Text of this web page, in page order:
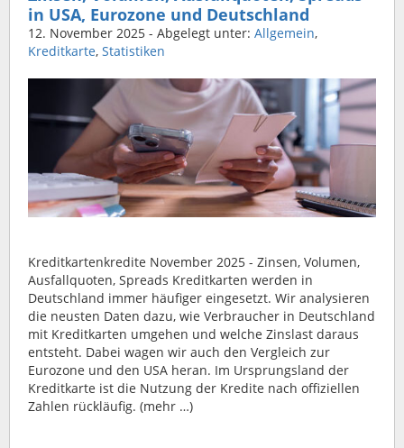
in USA, Eurozone und Deutschland
12. November 2025 - Abgelegt unter: Allgemein,
Kreditkarte, Statistiken
Kreditkartenkredite November 2025 - Zinsen, Volumen,
Ausfallquoten, Spreads Kreditkarten werden in
Deutschland immer häufiger eingesetzt. Wir analysieren
die neusten Daten dazu, wie Verbraucher in Deutschland
mit Kreditkarten umgehen und welche Zinslast daraus
entsteht. Dabei wagen wir auch den Vergleich zur
Eurozone und den USA heran. Im Ursprungsland der
Kreditkarte ist die Nutzung der Kredite nach offiziellen
Zahlen rückläufig. (mehr …)